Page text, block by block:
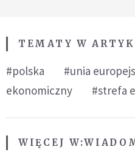
TEMATY W
#polska #unia
ekonomiczny
#strefa
WIĘCEJ W: